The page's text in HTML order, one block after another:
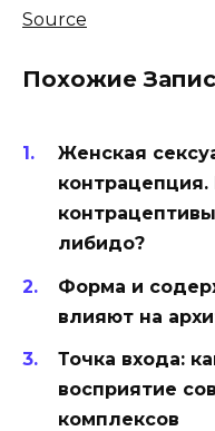
Source
Похожие
Женская
либидо?
Форма и
влияют на
Точка входа:
восприятие
комплексов